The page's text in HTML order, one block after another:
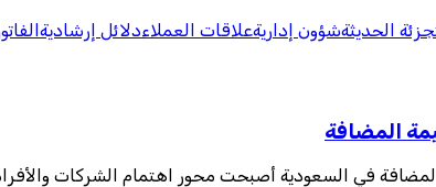
الحديثةشؤون إداريةعلاقات العملاءدلائل إرشادية
المضافة
في السعودية أصبحت محور اهتمام الشركات والأفراد بعد صدور